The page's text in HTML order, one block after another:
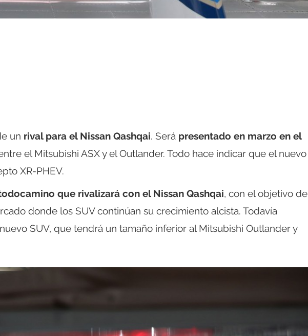
un rival para el Nissan Qashqai. Será presentado en marzo en el
el Mitsubishi ASX y el Outlander. Todo hace indicar que el nuevo
XR-PHEV.
que rivalizará con el Nissan Qashqai, con el objetivo de
donde los SUV continúan su crecimiento alcista. Todavía
SUV, que tendrá un tamaño inferior al Mitsubishi Outlander y